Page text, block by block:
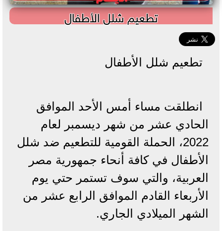
تطعيم شلل الأطفال
تطعيم شلل الأطفال
انطلقت مساء أمس الأحد الموافق
الحادي عشر من شهر ديسمبر لعام
2022، الحملة القومية للتطعيم ضد شلل
الأطفال في كافة أنحاء جمهورية مصر
العربية، والتي سوف تستمر حتي يوم
الأربعاء القادم الموافق الرابع عشر من
الشهر الميلادي الجاري.